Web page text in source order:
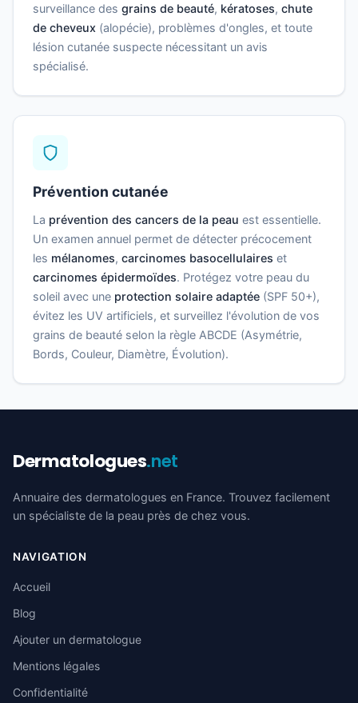
surveillance des grains de beauté, kératoses, chute
de cheveux (alopécie), problèmes d'ongles, et toute
lésion cutanée suspecte nécessitant un avis
spécialisé.
Prévention cutanée
La prévention des cancers de la peau est essentielle.
Un examen annuel permet de détecter précocement
les mélanomes, carcinomes basocellulaires et
carcinomes épidermoïdes. Protégez votre peau du
soleil avec une protection solaire adaptée (SPF 50+),
évitez les UV artificiels, et surveillez l'évolution de vos
grains de beauté selon la règle ABCDE (Asymétrie,
Bords, Couleur, Diamètre, Évolution).
Dermatologues.net
Annuaire des dermatologues en France. Trouvez facilement
un spécialiste de la peau près de chez vous.
NAVIGATION
Accueil
Blog
Ajouter un dermatologue
Mentions légales
Confidentialité